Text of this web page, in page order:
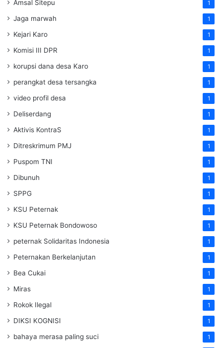
Amsal Sitepu 1
Jaga marwah 1
Kejari Karo 1
Komisi III DPR 1
korupsi dana desa Karo 1
perangkat desa tersangka 1
video profil desa 1
Deliserdang 1
Aktivis KontraS 1
Ditreskrimum PMJ 1
Puspom TNI 1
Dibunuh 1
SPPG 1
KSU Peternak 1
KSU Peternak Bondowoso 1
peternak Solidaritas Indonesia 1
Peternakan Berkelanjutan 1
Bea Cukai 1
Miras 1
Rokok Ilegal 1
DIKSI KOGNISI 1
bahaya merasa paling suci 1